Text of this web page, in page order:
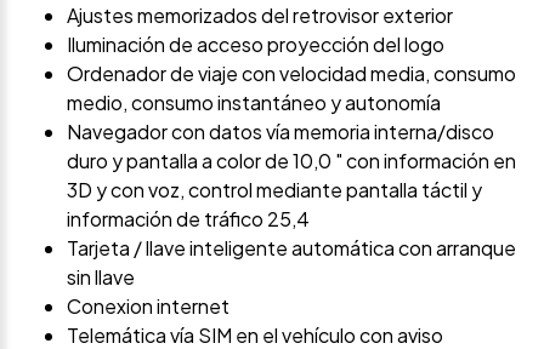
Ajustes memorizados del retrovisor exterior
Iluminación de acceso proyección del logo
Ordenador de viaje con velocidad media, consumo
medio, consumo instantáneo y autonomía
Navegador con datos vía memoria interna/disco
duro y pantalla a color de 10,0 " con información en
3D y con voz, control mediante pantalla táctil y
información de tráfico 25,4
Tarjeta / llave inteligente automática con arranque
sin llave
Conexion internet
Telemática vía SIM en el vehículo con aviso